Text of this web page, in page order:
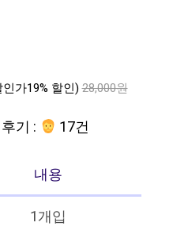
가19% 할인) 28,000원
기 : 17건
내용
1개입